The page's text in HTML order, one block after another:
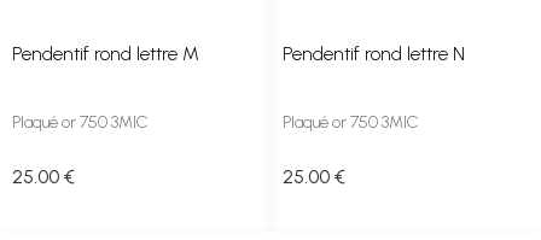
Pendentif rond lettre M
Plaqué or 750 3MIC
25 .00 €
Pendentif rond lettre N
Plaqué or 750 3MIC
25 .00 €